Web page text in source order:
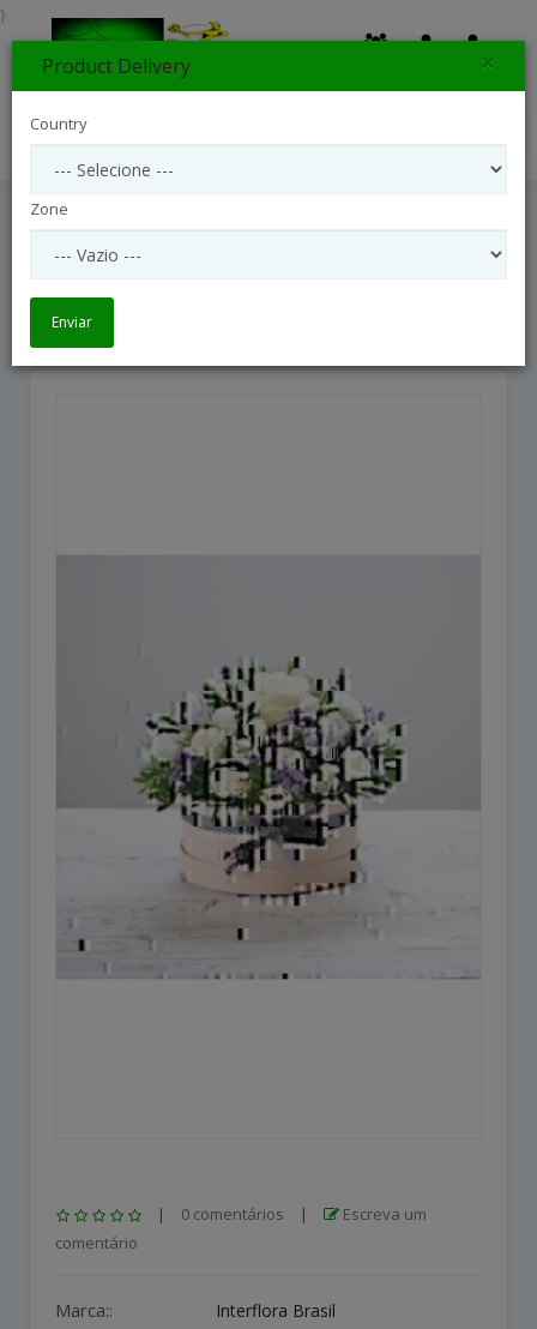
FLORIST CHOICE ARRANGEMENT OF
| 0 comentários |
Escreva um
comentário
Marca:: Interflora Brasil
}
Product Delivery ×
Country
Zone
Enviar